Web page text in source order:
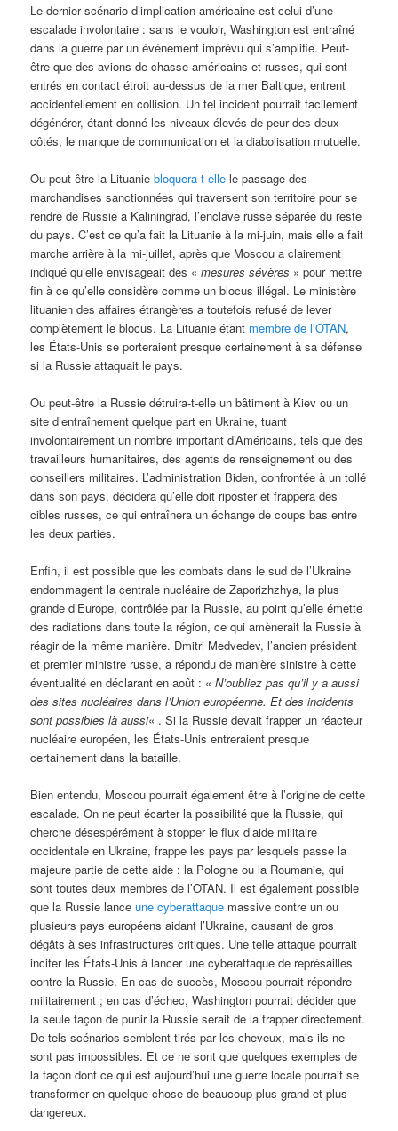
Le dernier scénario d’implication américaine est celui d’une
escalade involontaire : sans le vouloir, Washington est entraîné
dans la guerre par un événement imprévu qui s’amplifie. Peut-
être que des avions de chasse américains et russes, qui sont
entrés en contact étroit au-dessus de la mer Baltique, entrent
accidentellement en collision. Un tel incident pourrait facilement
dégénérer, étant donné les niveaux élevés de peur des deux
côtés, le manque de communication et la diabolisation mutuelle.
Ou peut-être la Lituaniebloquera-t-elle le passage des
marchandises sanctionnées qui traversent son territoire pour se
rendre de Russie à Kaliningrad, l’enclave russe séparée du reste
du pays. C’est ce qu’a fait la Lituanie à la mi-juin, mais elle a fait
marche arrière à la mi-juillet, après que Moscou a clairement
indiqué qu’elle envisageait des «mesures sévères » pour mettre
fin à ce qu’elle considère comme un blocus illégal. Le ministère
lituanien des affaires étrangères a toutefois refusé de lever
complètement le blocus. La Lituanie étant membre de l’OTAN,
les États-Unis se porteraient presque certainement à sa défense
si la Russie attaquait le pays.
Ou peut-être la Russie détruira-t-elle un bâtiment à Kiev ou un
site d’entraînement quelque part en Ukraine, tuant
involontairement un nombre important d’Américains, tels que des
travailleurs humanitaires, des agents de renseignement ou des
conseillers militaires. L’administration Biden, confrontée à un tollé
dans son pays, décidera qu’elle doit riposter et frappera des
cibles russes, ce qui entraînera un échange de coups bas entre
les deux parties.
Enfin, il est possible que les combats dans le sud de l’Ukraine
endommagent la centrale nucléaire de Zaporizhzhya, la plus
grande d’Europe, contrôlée par la Russie, au point qu’elle émette
des radiations dans toute la région, ce qui amènerait la Russie à
réagir de la même manière. Dmitri Medvedev, l’ancien président
et premier ministre russe, a répondu de manière sinistre à cette
éventualité en déclarant en août : «N’oubliez pas qu’il y a aussi
des sites nucléaires dans l’Union européenne. Et des incidents
sont possibles là aussi« . Si la Russie devait frapper un réacteur
nucléaire européen, les États-Unis entreraient presque
certainement dans la bataille.
Bien entendu, Moscou pourrait également être à l’origine de cette
escalade. On ne peut écarter la possibilité que la Russie, qui
cherche désespérément à stopper le flux d’aide militaire
occidentale en Ukraine, frappe les pays par lesquels passe la
majeure partie de cette aide : la Pologne ou la Roumanie, qui
sont toutes deux membres de l’OTAN. Il est également possible
que la Russie lanceune cyberattaque massive contre un ou
plusieurs pays européens aidant l’Ukraine, causant de gros
dégâts à ses infrastructures critiques. Une telle attaque pourrait
inciter les États-Unis à lancer une cyberattaque de représailles
contre la Russie. En cas de succès, Moscou pourrait répondre
militairement ; en cas d’échec, Washington pourrait décider que
la seule façon de punir la Russie serait de la frapper directement.
De tels scénarios semblent tirés par les cheveux, mais ils ne
sont pas impossibles. Et ce ne sont que quelques exemples de
la façon dont ce qui est aujourd’hui une guerre locale pourrait se
transformer en quelque chose de beaucoup plus grand et plus
dangereux.